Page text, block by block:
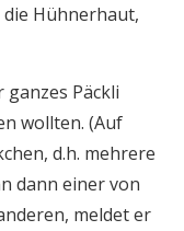
Hühnerhaut,
Päckli
wollten. (Auf
d.h. mehrere
dann einer von
meldet er